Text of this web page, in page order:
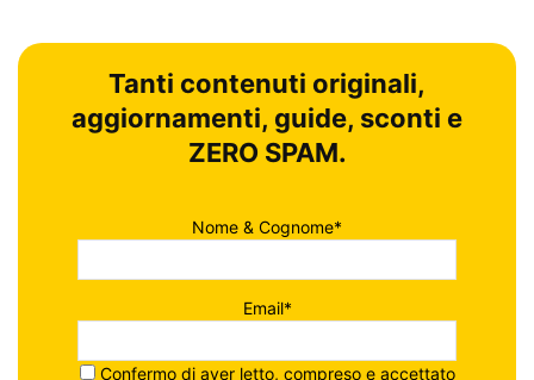
Tanti contenuti originali,
aggiornamenti, guide, sconti e
ZERO SPAM.
Nome & Cognome*
Email*
Confermo di aver letto, compreso e accettato